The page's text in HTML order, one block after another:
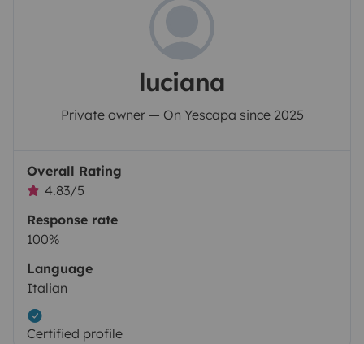
luciana
Private owner — On Yescapa since 2025
Overall Rating
4.83/5
Response rate
100%
Language
Italian
Certified profile